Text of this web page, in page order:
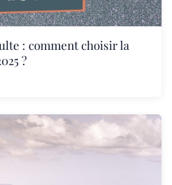
: comment choisir la
?